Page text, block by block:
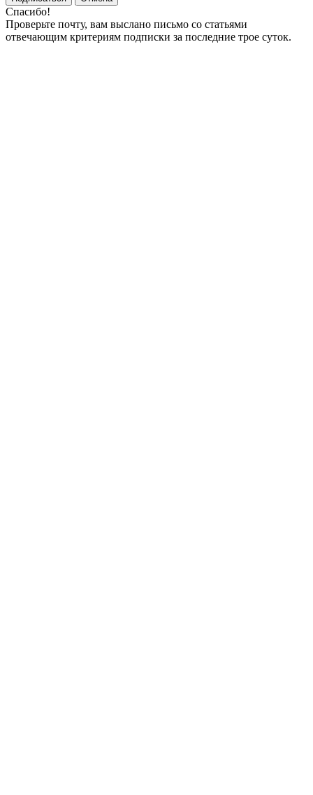
Спасибо!
Проверьте почту, вам выслано письмо со статьями
отвечающим критериям подписки за последние трое суток.